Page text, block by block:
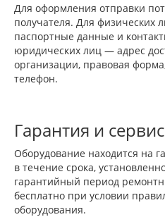
Для оформления отправки
получателя. Для
паспортные данные и
юридических лиц — адрес
организации, правовая
телефон.
Гарантия и сервис
Оборудование находится на
в течение срока,
гарантийный период
бесплатно при условии
оборудования.